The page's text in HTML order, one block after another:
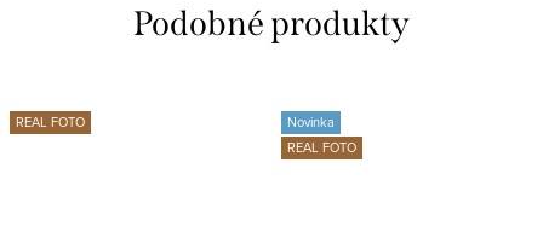
REAL FOTO
Novinka
REAL FOTO